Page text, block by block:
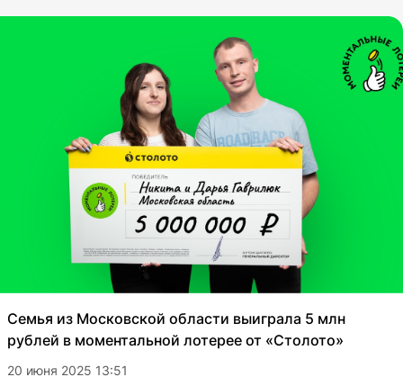
Семья из Московской области выиграла 5 млн
рублей в моментальной лотерее от «Столото»
20 июня 2025 13:51